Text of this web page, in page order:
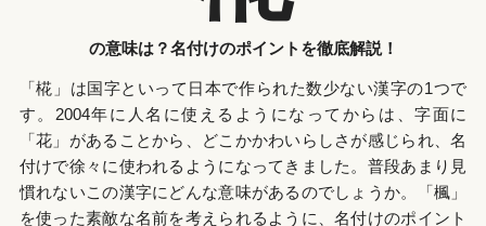
の意味は？名付けのポイントを徹底解説！
「椛」は国字といって日本で作られた数少ない漢字の1つで
す。2004年に人名に使えるようになってからは、字面に
「花」があることから、どこかかわいらしさが感じられ、名
付けで徐々に使われるようになってきました。普段あまり見
慣れないこの漢字にどんな意味があるのでしょうか。「楓」
を使った素敵な名前を考えられるように、名付けのポイント